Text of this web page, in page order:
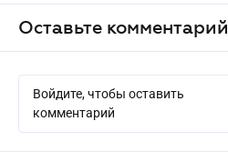
Оставьте комментарий
Войдите, чтобы оставить
комментарий